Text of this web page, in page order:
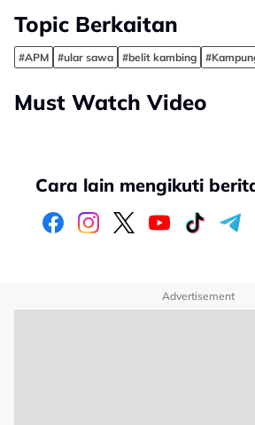
Topic Berkaitan
#APM #ular sawa #belit kambing
Must Watch Video
Cara lain mengikuti
Advertisement